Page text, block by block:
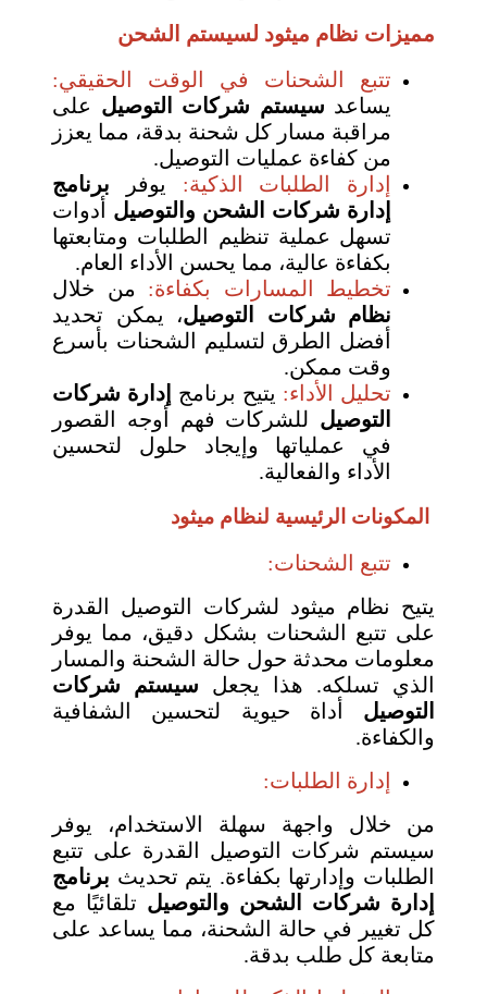
مميزات نظام ميثود لسيستم الشحن
تتبع الشحنات في الوقت الحقيقي:
يساعد سيستم شركات التوصيل على
مراقبة مسار كل شحنة بدقة، مما يعزز
من كفاءة عمليات التوصيل.
إدارة الطلبات الذكية: يوفر برنامج
إدارة شركات الشحن والتوصيل أدوات
تسهل عملية تنظيم الطلبات ومتابعتها
بكفاءة عالية، مما يحسن الأداء العام.
تخطيط المسارات بكفاءة: من خلال
نظام شركات التوصيل، يمكن تحديد
أفضل الطرق لتسليم الشحنات بأسرع
وقت ممكن.
تحليل الأداء: يتيح برنامج إدارة شركات
التوصيل للشركات فهم أوجه القصور
في عملياتها وإيجاد حلول لتحسين
الأداء والفعالية.
المكونات الرئيسية لنظام ميثود
تتبع الشحنات:
يتيح نظام ميثود لشركات التوصيل القدرة
على تتبع الشحنات بشكل دقيق، مما يوفر
معلومات محدثة حول حالة الشحنة والمسار
الذي تسلكه. هذا يجعل سيستم شركات
التوصيل أداة حيوية لتحسين الشفافية
والكفاءة.
إدارة الطلبات:
من خلال واجهة سهلة الاستخدام، يوفر
سيستم شركات التوصيل القدرة على تتبع
الطلبات وإدارتها بكفاءة. يتم تحديث برنامج
إدارة شركات الشحن والتوصيل تلقائيًا مع
كل تغيير في حالة الشحنة، مما يساعد على
متابعة كل طلب بدقة.